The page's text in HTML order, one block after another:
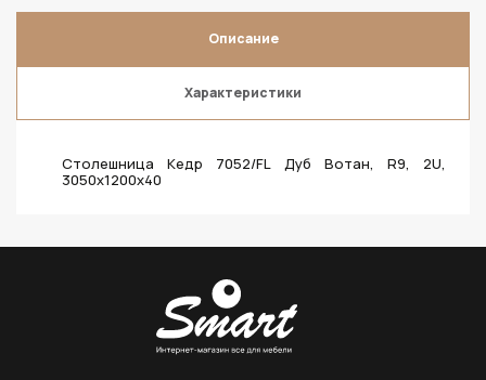
Описание
Характеристики
Столешница Кедр 7052/FL Дуб Вотан, R9, 2U,
3050х1200х40